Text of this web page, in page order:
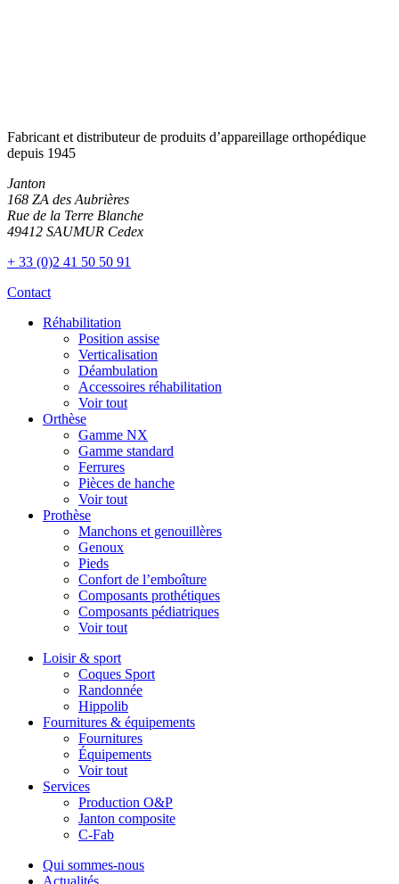
Fabricant et distributeur de produits d’appareillage orthopédique
depuis 1945
Janton
168 ZA des Aubrières
Rue de la Terre Blanche
49412 SAUMUR Cedex
+ 33 (0)2 41 50 50 91
Contact
Réhabilitation
Position assise
Verticalisation
Déambulation
Accessoires réhabilitation
Voir tout
Orthèse
Gamme NX
Gamme standard
Ferrures
Pièces de hanche
Voir tout
Prothèse
Manchons et genouillères
Genoux
Pieds
Confort de l’emboîture
Composants prothétiques
Composants pédiatriques
Voir tout
Loisir & sport
Coques Sport
Randonnée
Hippolib
Fournitures & équipements
Fournitures
Équipements
Voir tout
Services
Production O&P
Janton composite
C-Fab
Qui sommes-nous
Actualités